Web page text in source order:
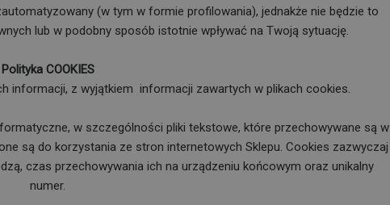
(w tym w formie profilowania), jednakże nie będzie to
lub w podobny sposób istotnie wpływać na Twoją sytuację.
Polityka COOKIES
informacji, z wyjątkiem informacji zawartych w plikach cookies.
w szczególności pliki tekstowe, które przechowywane są w
są do korzystania ze stron internetowych Sklepu. Cookies zazwyczaj
czas przechowywania ich na urządzeniu końcowym oraz unikalny
numer.